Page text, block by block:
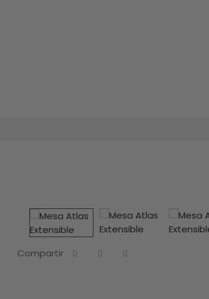
Compartir